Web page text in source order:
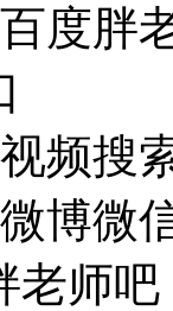
度胖
频搜
博微
老师吧